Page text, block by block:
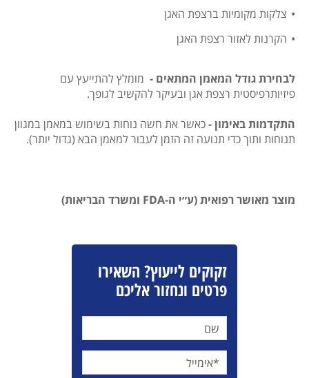
צלקות מקומיות ברצפת האגן
הקרנות לאזור רצפת האגן
לבחירת גודל המאמן המתאים - מומלץ להתייעץ עם
פיזיותרפיסטית רצפת אגן ובעיקר להקשיב לגופך.
התקדמות באימון -כאשר את חשה נוחות בשימוש במאמן במגוון
תנוחות ותוך כדי תנועה זה הזמן לעבור למאמן הבא (גדול יותר).
מוצר מאושר רפואית (ע״י ה-FDA ומשרד הבריאות)
זקוקים לייעוץ? השאירו
פרטים ונחזור אליכם